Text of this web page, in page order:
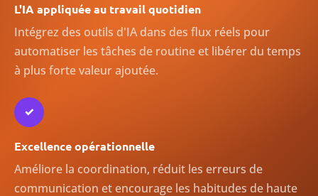
L'IA appliquée au travail quotidien
Intégrez des outils d'IA dans des flux réels pour
automatiser les tâches de routine et libérer du temps
à plus forte valeur ajoutée.
✓
Excellence opérationnelle
Améliore la coordination, réduit les erreurs de
communication et encourage les habitudes de haute